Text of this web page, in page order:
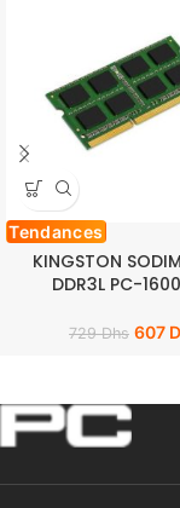
Tendances
KINGSTON
DDR3L PC-1600
729Dhs 607